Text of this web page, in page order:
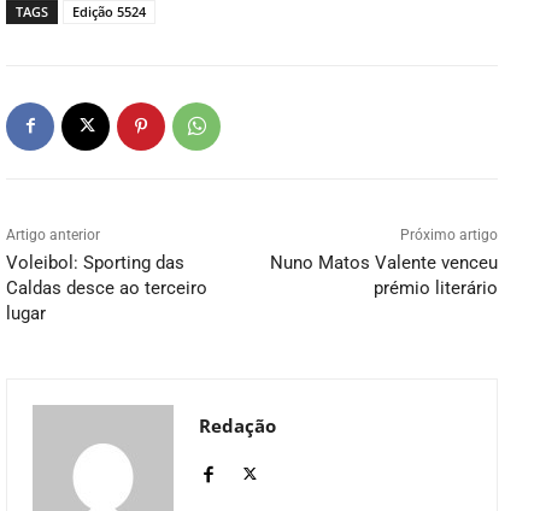
TAGS Edição 5524
Artigo anterior
Voleibol: Sporting das
Caldas desce ao terceiro
lugar
Próximo artigo
Nuno Matos Valente venceu
prémio literário
Redação